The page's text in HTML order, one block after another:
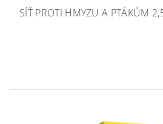
SÍŤ PROTI HMYZU A PTÁKŮM